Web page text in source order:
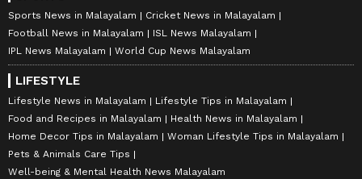
Sports News in Malayalam
Cricket News in Malayalam
Football News in Malayalam
ISL News Malayalam
IPL News Malayalam
World Cup News Malayalam
LIFESTYLE
Lifestyle News in Malayalam
Lifestyle Tips in Malayalam
Food and Recipes in Malayalam
Health News in Malayalam
Home Decor Tips in Malayalam
Woman Lifestyle Tips in Malayalam
Pets & Animals Care Tips
Well-being & Mental Health News Malayalam